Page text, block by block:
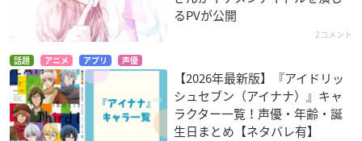
るPVが公開
2コメント
話題 アニメ アプリ 声優
【2026年最新版】『アイドリッ
シュセブン（アイナナ）』キャ
ラクター一覧！声優・年齢・誕
生日まとめ【ネタバレ有】